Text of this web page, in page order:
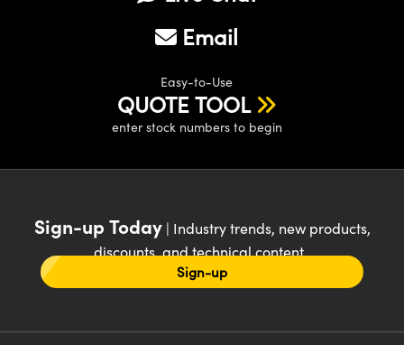
Email
Easy-to-Use
QUOTE TOOL
enter stock numbers to begin
Sign-up Today| Industry trends, new products,
discounts, and technical content
Sign-up